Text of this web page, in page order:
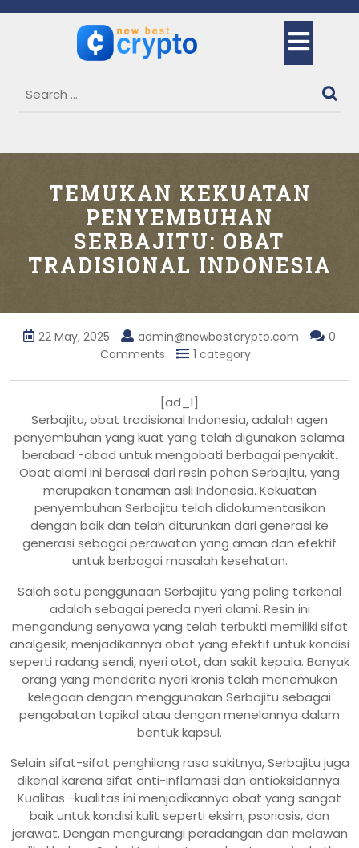
TEMUKAN KEKUATAN
PENYEMBUHAN
SERBAJITU: OBAT
TRADISIONAL INDONESIA
22 May, 2025 admin@newbestcrypto.com
0
Comments
1 category
[ad_1]
Serbajitu, obat tradisional Indonesia, adalah agen
penyembuhan yang kuat yang telah digunakan selama
berabad -abad untuk mengobati berbagai penyakit.
Obat alami ini berasal dari resin pohon Serbajitu, yang
merupakan tanaman asli Indonesia. Kekuatan
penyembuhan Serbajitu telah didokumentasikan
dengan baik dan telah diturunkan dari generasi ke
generasi sebagai perawatan yang aman dan efektif
untuk berbagai masalah kesehatan.
Salah satu penggunaan Serbajitu yang paling terkenal
adalah sebagai pereda nyeri alami. Resin ini
mengandung senyawa yang telah terbukti memiliki sifat
analgesik, menjadikannya obat yang efektif untuk kondisi
seperti radang sendi, nyeri otot, dan sakit kepala. Banyak
orang yang menderita nyeri kronis telah menemukan
kelegaan dengan menggunakan Serbajitu sebagai
pengobatan topikal atau dengan menelannya dalam
bentuk kapsul.
Selain sifat-sifat penghilang rasa sakitnya, Serbajitu juga
dikenal karena sifat anti-inflamasi dan antioksidannya.
Kualitas -kualitas ini menjadikannya obat yang sangat
baik untuk kondisi kulit seperti eksim, psoriasis, dan
jerawat. Dengan mengurangi peradangan dan melawan